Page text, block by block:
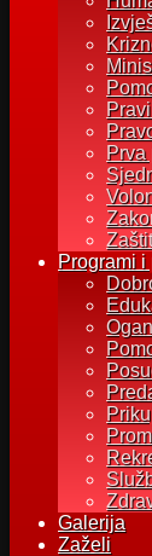
Prva
Programi i
Galerija
Zaželi